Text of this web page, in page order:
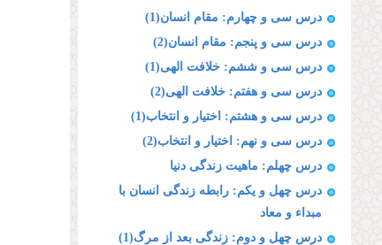
درس سی و چهارم: مقام انسان(1)
درس سی و پنجم: مقام انسان(2)
درس سی و ششم: خلافت الهی(1)
درس سی و هفتم: خلافت الهی(2)
درس سی و هشتم: اختیار و انتخاب(1)
درس سی و نهم: اختیار و انتخاب(2)
درس چهلم: ماهیت زندگی دنیا
درس چهل و یکم: رابطه زندگی انسان با
مبداء و معاد
درس چهل و دوم: زندگی بعد از مرگ(1)